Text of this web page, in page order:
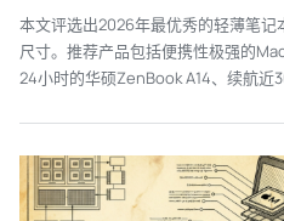
本文评选出2026年最优秀的轻薄笔记
尺寸。推荐产品包括便携性极强的
24小时的华硕ZenBook A14、续航近